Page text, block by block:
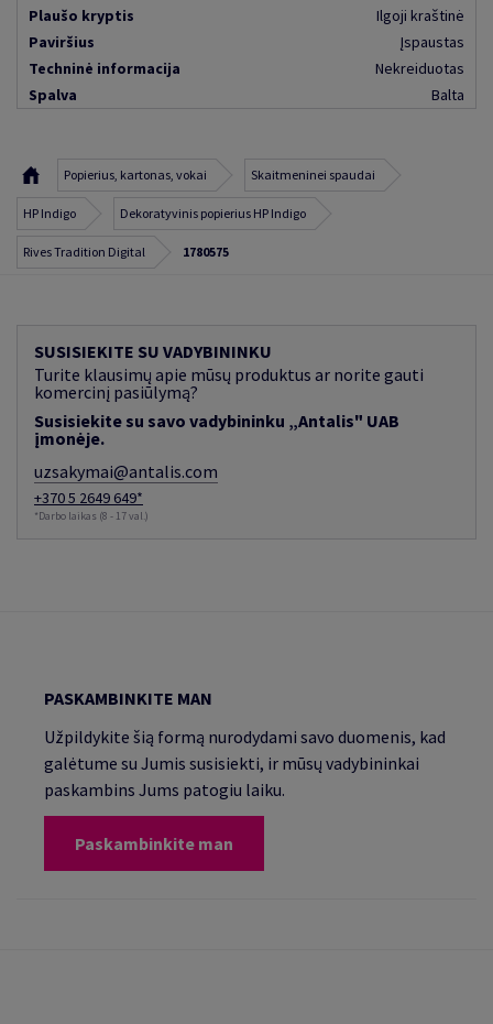
Plaušo kryptis
Ilgoji kraštinė
Paviršius
Įspaustas
Techninė informacija
Nekreiduotas
Spalva
Balta
Popierius, kartonas, vokai Skaitmeninei spaudai
HP Indigo Dekoratyvinis popierius HP Indigo
Rives Tradition Digital 1780575
SUSISIEKITE SU VADYBININKU
Turite klausimų apie mūsų produktus ar norite gauti
komercinį pasiūlymą?
Susisiekite su savo vadybininku „Antalis" UAB
įmonėje.
uzsakymai@antalis.com
+370 5 2649 649*
*Darbo laikas (8 - 17 val.)
PASKAMBINKITE MAN
Užpildykite šią formą nurodydami savo duomenis, kad
galėtume su Jumis susisiekti, ir mūsų vadybininkai
paskambins Jums patogiu laiku.
Paskambinkite man